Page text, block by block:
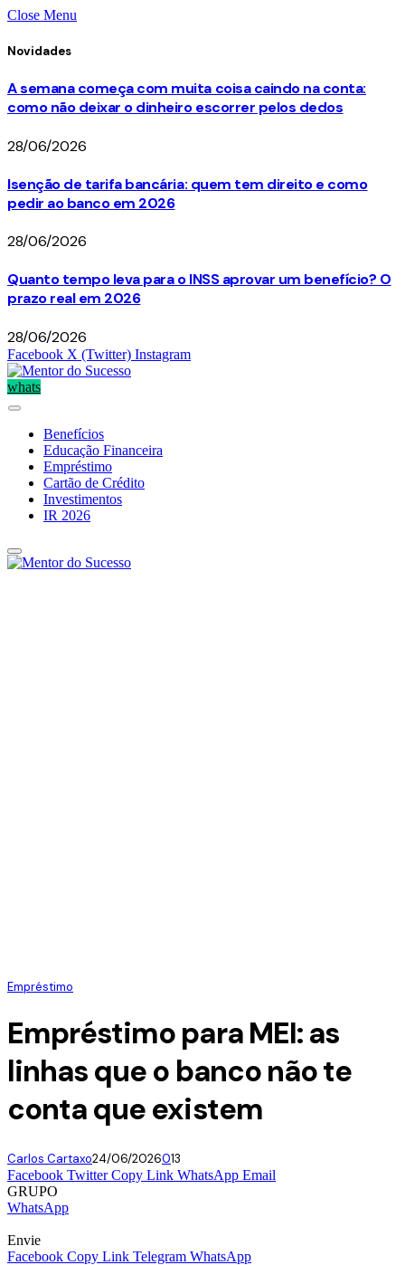
Close Menu
Novidades
A semana começa com muita coisa caindo na conta:
como não deixar o dinheiro escorrer pelos dedos
28/06/2026
Isenção de tarifa bancária: quem tem direito e como
pedir ao banco em 2026
28/06/2026
Quanto tempo leva para o INSS aprovar um benefício? O
prazo real em 2026
28/06/2026
Facebook X (Twitter) Instagram
whats
Benefícios
Educação Financeira
Empréstimo
Cartão de Crédito
Investimentos
IR 2026
Empréstimo
Empréstimo para MEI: as
linhas que o banco não te
conta que existem
Carlos Cartaxo24/06/2026013
Facebook Twitter Copy Link WhatsApp Email
GRUPO
WhatsApp
Envie
Facebook Copy Link Telegram WhatsApp